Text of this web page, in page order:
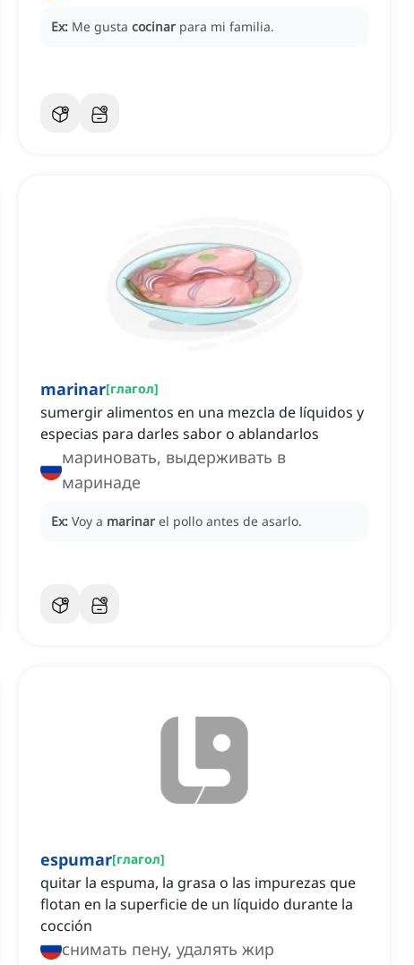
Ex: Me gusta cocinar para mi familia.
marinar[глагол]
sumergir alimentos en una mezcla de líquidos y
especias para darles sabor o ablandarlos
мариновать, выдерживать в
маринаде
Ex: Voy a marinar el pollo antes de asarlo.
espumar[глагол]
quitar la espuma, la grasa o las impurezas que
flotan en la superficie de un líquido durante la
cocción
снимать пену, удалять жир